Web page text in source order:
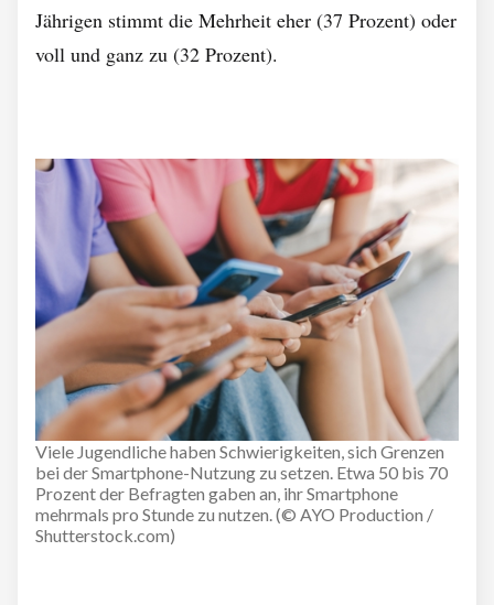
Jährigen stimmt die Mehrheit eher (37 Prozent) oder
voll und ganz zu (32 Prozent).
Viele Jugendliche haben Schwierigkeiten, sich Grenzen
bei der Smartphone-Nutzung zu setzen. Etwa 50 bis 70
Prozent der Befragten gaben an, ihr Smartphone
mehrmals pro Stunde zu nutzen. (© AYO Production /
Shutterstock.com)